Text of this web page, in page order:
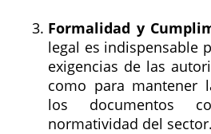
Formalidad y
legal es indispensable
exigencias de las
como para mantener
los documentos
normatividad del sector.